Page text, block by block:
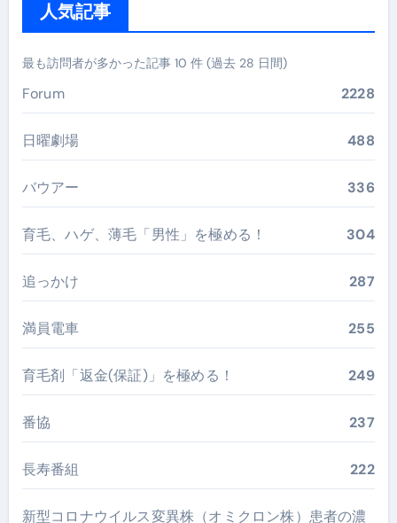
人気記事
最も訪問者が多かった記事 10 件 (過去 28 日間)
Forum 2228
日曜劇場 488
バウアー 336
育毛、ハゲ、薄毛「男性」を極める！ 304
追っかけ 287
満員電車 255
育毛剤「返金(保証)」を極める！ 249
番協 237
長寿番組 222
新型コロナウイルス変異株（オミクロン株）患者の濃